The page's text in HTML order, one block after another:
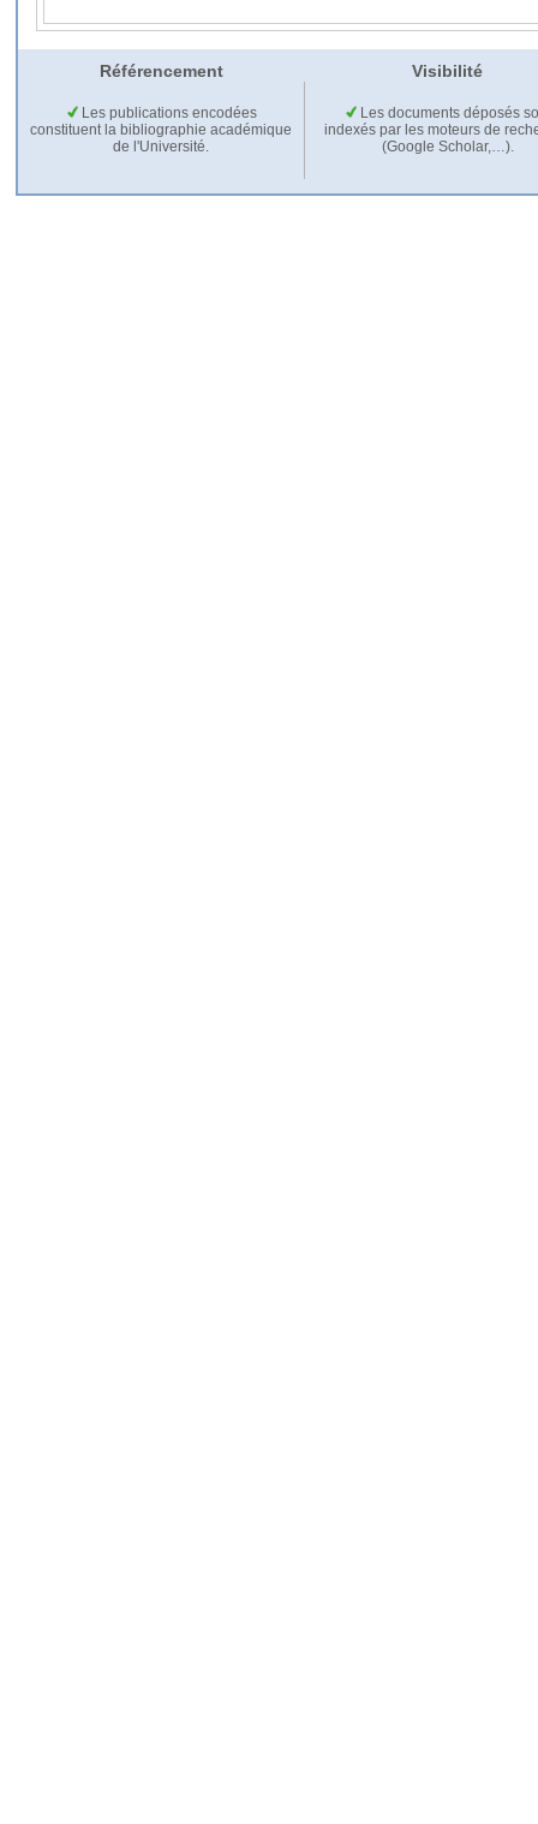
Référencement Visibilité
Les publications encodées
constituent la bibliographie académique
de l'Université.
Les documents déposés
indexés par les moteurs de
(Google Scholar,…).